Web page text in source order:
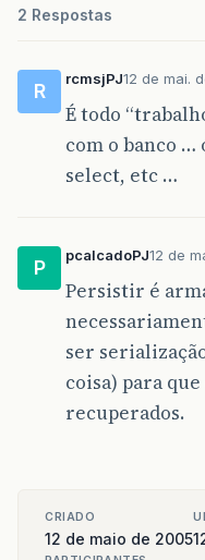
2 Respostas
R
rcmsjPJ12 de mai.
É todo
com o banco …
select, etc …
P
pcalcadoPJ12 de
Persistir é
ser
coisa) para
recuperados.
CRIADO
12 de maio de 2005